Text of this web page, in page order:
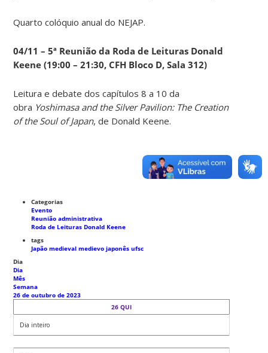
Quarto colóquio anual do NEJAP.
04/11 – 5ª Reunião da Roda de Leituras Donald
Keene (19:00 – 21:30, CFH Bloco D, Sala 312)
Leitura e debate dos capítulos 8 a 10 da
obra Yoshimasa and the Silver Pavilion: The Creation
of the Soul of Japan, de Donald Keene.
Categorias
Evento
Reunião administrativa
Roda de Leituras Donald Keene
tags
Japão medievalmedievo japonêsufsc
Dia
Dia
Mês
Semana
26 de outubro de 2023
26 QUI
Dia inteiro